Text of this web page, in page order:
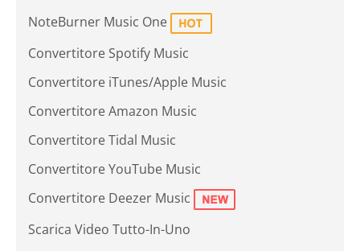
NoteBurner Music One
Convertitore Spotify Music
Convertitore iTunes/Apple Music
Convertitore Amazon Music
Convertitore Tidal Music
Convertitore YouTube Music
Convertitore Deezer Music
Scarica Video Tutto-In-Uno